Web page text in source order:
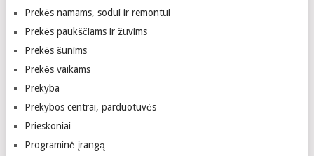
Prekės namams, sodui ir remontui
Prekės paukščiams ir žuvims
Prekės šunims
Prekės vaikams
Prekyba
Prekybos centrai, parduotuvės
Prieskoniai
Programinė įrangą